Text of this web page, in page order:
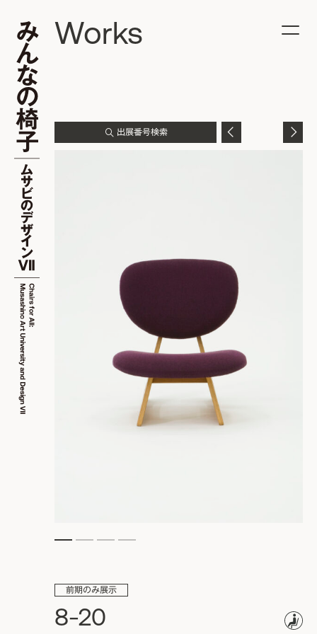
Works
出展番号検索
前期のみ展示
8-20